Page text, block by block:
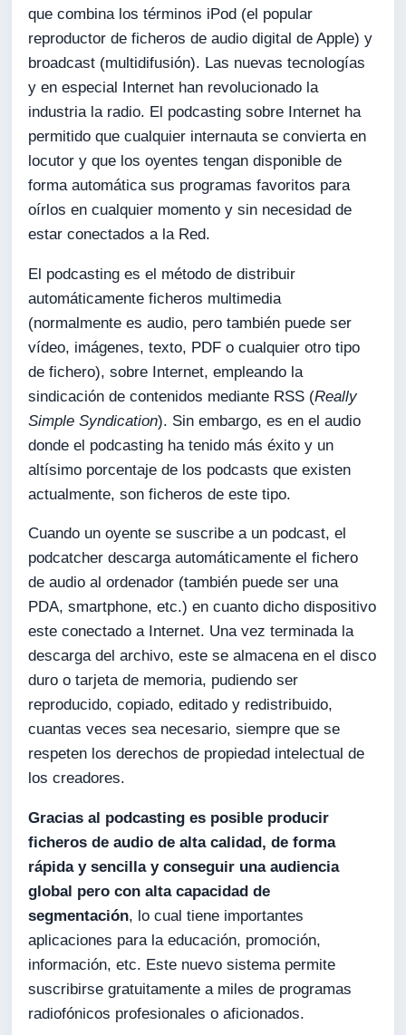
que combina los términos iPod (el popular
reproductor de ficheros de audio digital de Apple) y
broadcast (multidifusión). Las nuevas tecnologías
y en especial Internet han revolucionado la
industria la radio. El podcasting sobre Internet ha
permitido que cualquier internauta se convierta en
locutor y que los oyentes tengan disponible de
forma automática sus programas favoritos para
oírlos en cualquier momento y sin necesidad de
estar conectados a la Red.
El podcasting es el método de distribuir
automáticamente ficheros multimedia
(normalmente es audio, pero también puede ser
vídeo, imágenes, texto, PDF o cualquier otro tipo
de fichero), sobre Internet, empleando la
sindicación de contenidos mediante RSS (Really
Simple Syndication). Sin embargo, es en el audio
donde el podcasting ha tenido más éxito y un
altísimo porcentaje de los podcasts que existen
actualmente, son ficheros de este tipo.
Cuando un oyente se suscribe a un podcast, el
podcatcher descarga automáticamente el fichero
de audio al ordenador (también puede ser una
PDA, smartphone, etc.) en cuanto dicho dispositivo
este conectado a Internet. Una vez terminada la
descarga del archivo, este se almacena en el disco
duro o tarjeta de memoria, pudiendo ser
reproducido, copiado, editado y redistribuido,
cuantas veces sea necesario, siempre que se
respeten los derechos de propiedad intelectual de
los creadores.
Gracias al podcasting es posible producir
ficheros de audio de alta calidad, de forma
rápida y sencilla y conseguir una audiencia
global pero con alta capacidad de
segmentación, lo cual tiene importantes
aplicaciones para la educación, promoción,
información, etc. Este nuevo sistema permite
suscribirse gratuitamente a miles de programas
radiofónicos profesionales o aficionados.